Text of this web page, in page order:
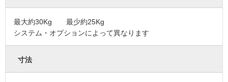
最大約30Kg 最少約25Kg
システム・オプションによって異なります
寸法